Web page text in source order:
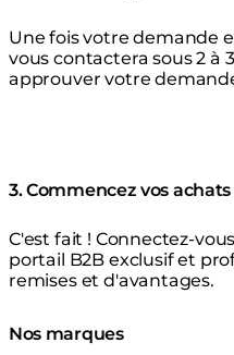
Une fois votre demande
vous contactera sous 2 à
approuver votre
3. Commencez vos achats
C'est fait ! Connectez-
portail B2B exclusif et
remises et d'avantages.
Nos marques